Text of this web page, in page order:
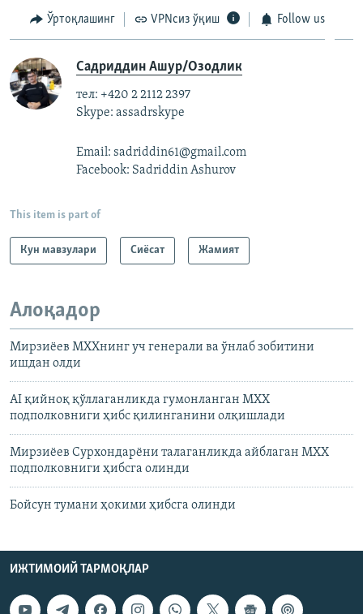
Ўртоқлашинг VPNсиз ўқиш Follow us
Садриддин Ашур/Озодлик
тел: +420 2 2112 2397
Skype: assadrskype
Email: sadriddin61@gmail.com
Facebook: Sadriddin Ashurov
This item is part of
Кун мавзулари Сиёсат Жамият
Алоқадор
Мирзиëев МХХнинг уч генерали ва ўнлаб зобитини
ишдан олди
AI қийноқ қўллаганликда гумонланган МХХ
подполковниги ҳибс қилинганини олқишлади
Мирзиëев Сурхондарëни талаганликда айблаган МХХ
подполковниги ҳибсга олинди
Бойсун тумани ҳокими ҳибсга олинди
ИЖТИМОИЙ ТАРМОҚЛАР